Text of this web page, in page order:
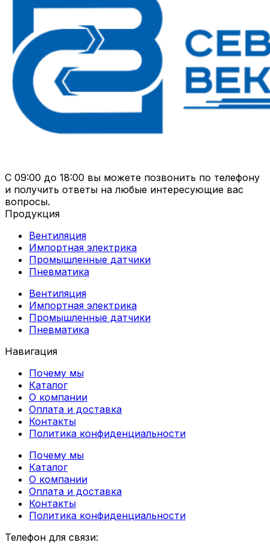
С 09:00 до 18:00 вы можете позвонить по телефону
и получить ответы на любые интересующие вас
вопросы.
Продукция
Вентиляция
Импортная электрика
Промышленные датчики
Пневматика
Вентиляция
Импортная электрика
Промышленные датчики
Пневматика
Навигация
Почему мы
Каталог
О компании
Оплата и доставка
Контакты
Политика конфиденциальности
Почему мы
Каталог
О компании
Оплата и доставка
Контакты
Политика конфиденциальности
Телефон для связи: